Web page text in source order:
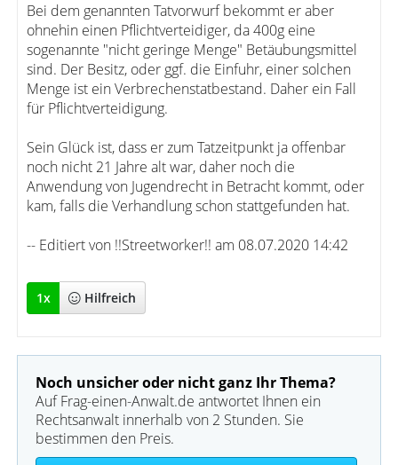
Bei dem genannten Tatvorwurf bekommt er aber
ohnehin einen Pflichtverteidiger, da 400g eine
sogenannte "nicht geringe Menge" Betäubungsmittel
sind. Der Besitz, oder ggf. die Einfuhr, einer solchen
Menge ist ein Verbrechenstatbestand. Daher ein Fall
für Pflichtverteidigung.
Sein Glück ist, dass er zum Tatzeitpunkt ja offenbar
noch nicht 21 Jahre alt war, daher noch die
Anwendung von Jugendrecht in Betracht kommt, oder
kam, falls die Verhandlung schon stattgefunden hat.
-- Editiert von !!Streetworker!! am 08.07.2020 14:42
1x Hilfreich
Noch unsicher oder nicht ganz Ihr Thema?
Auf Frag-einen-Anwalt.de antwortet Ihnen ein
Rechtsanwalt innerhalb von 2 Stunden. Sie
bestimmen den Preis.